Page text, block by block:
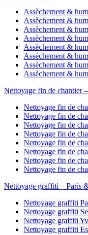
Assèchement &
Assèchement &
Assèchement &
Assèchement &
Assèchement &
Assèchement &
Assèchement &
Assèchement &
Nettoyage fin de chantier–
Nettoyage fin de
Nettoyage fin de
Nettoyage fin de
Nettoyage fin de
Nettoyage fin de
Nettoyage fin de
Nettoyage fin de
Nettoyage fin de
Nettoyage graffiti – Paris
Nettoyage graffiti
Nettoyage graffiti
Nettoyage graffiti
Nettoyage graffiti